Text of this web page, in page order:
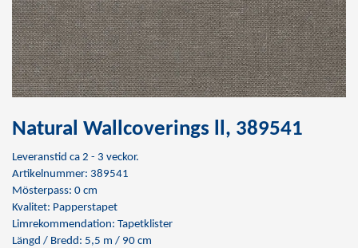
Natural Wallcoverings ll, 389541
Leveranstid ca 2 - 3 veckor.
Artikelnummer: 389541
Mösterpass: 0 cm
Kvalitet: Papperstapet
Limrekommendation: Tapetklister
Längd / Bredd: 5,5 m / 90 cm